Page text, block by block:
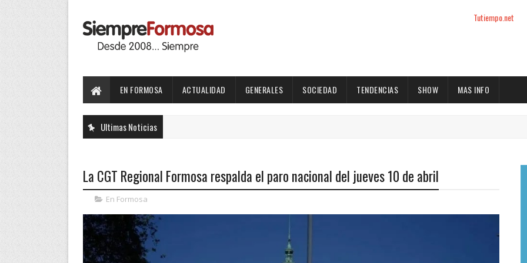
Tutiempo.net
EN FORMOSA ACTUALIDAD GENERALES SOCIEDAD TENDENCIAS SHOW MAS INFO
Ultimas Noticias
La CGT Regional Formosa respalda el paro nacional del jueves 10 de abril
En Formosa